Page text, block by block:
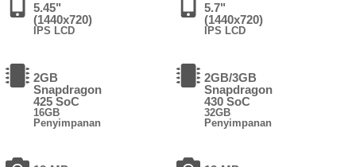
5.45"
(1440x720)
IPS LCD
2GB
Snapdragon
425 SoC
16GB
Penyimpanan
5.7"
(1440x720)
IPS LCD
2GB/3GB
Snapdragon
430 SoC
32GB
Penyimpanan